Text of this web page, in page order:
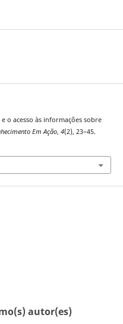
e o acesso às informações sobre
Em Ação, 4(2), 23–45.
autor(es)